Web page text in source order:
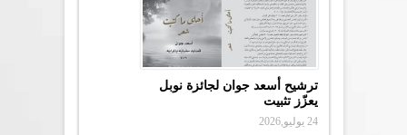
ترشيح أسعد جوان لجائزة نوبل
يعزّز تثبيت
24 يوليو,2026